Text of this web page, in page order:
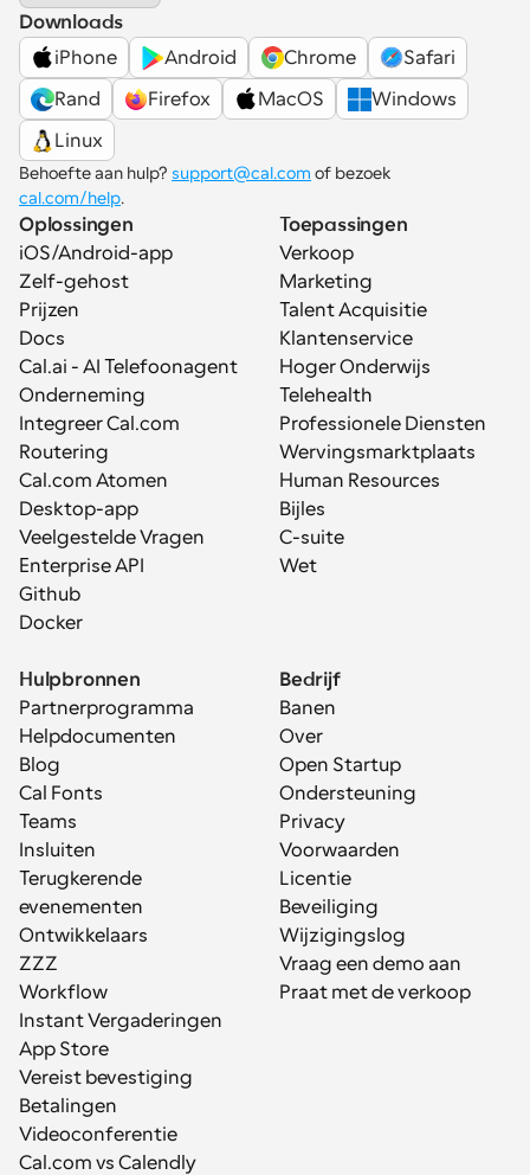
Downloads
iPhone
Android Chrome
Safari
Rand
Firefox MacOS
Windows
Linux
Behoefte aan hulp? support@cal.com
cal.com/help.
Oplossingen
iOS/Android-app
Zelf-gehost
Prijzen
Docs
Cal.ai - AI Telefoonagent
Onderneming
Integreer Cal.com
Routering
Cal.com Atomen
Desktop-app
Veelgestelde Vragen
Enterprise API
Github
Docker
Toepassingen
Verkoop
Marketing
Talent Acquisitie
Klantenservice
Hoger Onderwijs
Telehealth
Professionele Diensten
Wervingsmarktplaats
Human Resources
Bijles
C-suite
Wet
Hulpbronnen
Partnerprogramma
Helpdocumenten
Blog
Cal Fonts
Teams
Insluiten
Terugkerende
evenementen
Ontwikkelaars
ZZZ
Workflow
Instant Vergaderingen
App Store
Vereist bevestiging
Betalingen
Videoconferentie
Cal.com vs Calendly
Bedrijf
Banen
Over
Open Startup
Ondersteuning
Privacy
Voorwaarden
Licentie
Beveiliging
Wijzigingslog
Vraag een demo aan
Praat met de verkoop